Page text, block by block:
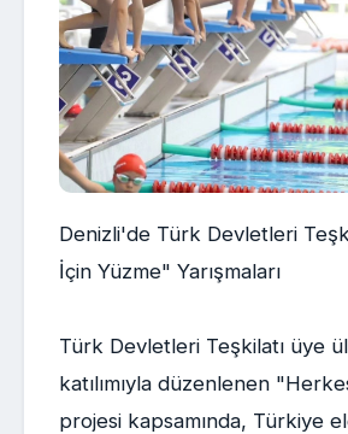
Denizli'de Türk Devletleri
İçin Yüzme" Yarışmaları
Türk Devletleri Teşkilatı üye
katılımıyla düzenlenen
projesi kapsamında, Türkiye